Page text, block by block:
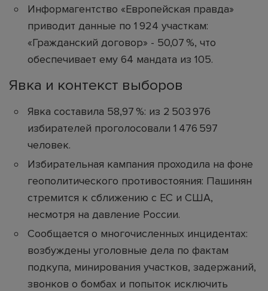
Информагентство «Европейская правда»
приводит данные по 1 924 участкам:
«Гражданский договор» - 50,07 %, что
обеспечивает ему 64 мандата из 105.
Явка и контекст выборов
Явка составила 58,97 %: из 2 503 976
избирателей проголосовали 1 476 597
человек.
Избирательная кампания проходила на фоне
геополитического противостояния: Пашинян
стремится к сближению с ЕС и США,
несмотря на давление России.
Сообщается о многочисленных инцидентах:
возбуждены уголовные дела по фактам
подкупа, минирования участков, задержаний,
звонков о бомбах и попыток исключить